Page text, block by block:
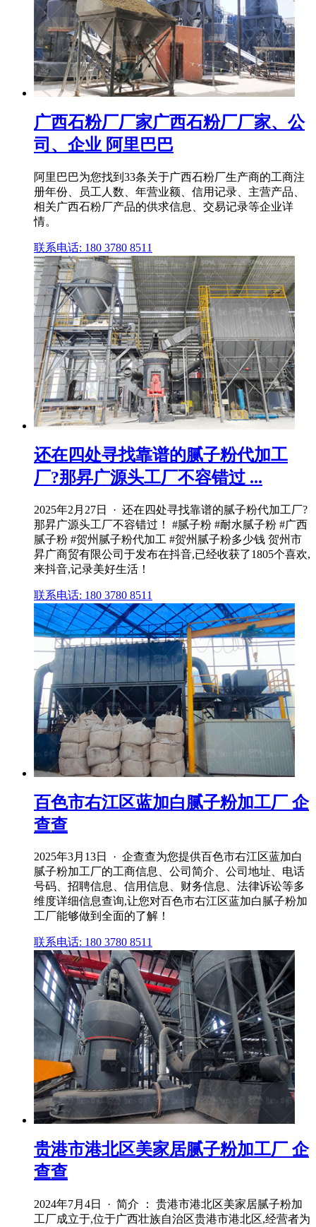
广西石粉厂厂家广西石粉厂厂家、公
司、企业 阿里巴巴
阿里巴巴为您找到33条关于广西石粉厂生产商的工商注
册年份、员工人数、年营业额、信用记录、主营产品、
相关广西石粉厂产品的供求信息、交易记录等企业详
情。
联系电话: 180 3780 8511
还在四处寻找靠谱的腻子粉代加工
厂?那昇广源头工厂不容错过 ...
2025年2月27日 · 还在四处寻找靠谱的腻子粉代加工厂?
那昇广源头工厂不容错过！ #腻子粉 #耐水腻子粉 #广西
腻子粉 #贺州腻子粉代加工 #贺州腻子粉多少钱 贺州市
昇广商贸有限公司于发布在抖音,已经收获了1805个喜欢,
来抖音,记录美好生活！
联系电话: 180 3780 8511
百色市右江区蓝加白腻子粉加工厂 企
查查
2025年3月13日 · 企查查为您提供百色市右江区蓝加白
腻子粉加工厂的工商信息、公司简介、公司地址、电话
号码、招聘信息、信用信息、财务信息、法律诉讼等多
维度详细信息查询,让您对百色市右江区蓝加白腻子粉加
工厂能够做到全面的了解！
联系电话: 180 3780 8511
贵港市港北区美家居腻子粉加工厂 企
查查
2024年7月4日 · 简介 ： 贵港市港北区美家居腻子粉加
工厂成立于,位于广西壮族自治区贵港市港北区,经营者为